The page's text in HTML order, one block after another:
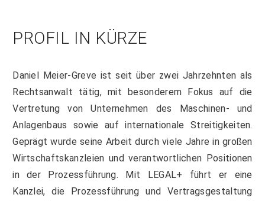
PROFIL IN KÜRZE
Daniel Meier-Greve ist seit über zwei Jahrzehnten als
Rechtsanwalt tätig, mit besonderem Fokus auf die
Vertretung von Unternehmen des Maschinen- und
Anlagenbaus sowie auf internationale Streitigkeiten.
Geprägt wurde seine Arbeit durch viele Jahre in großen
Wirtschaftskanzleien und verantwortlichen Positionen
in der Prozessführung. Mit LEGAL+ führt er eine
Kanzlei, die Prozessführung und Vertragsgestaltung